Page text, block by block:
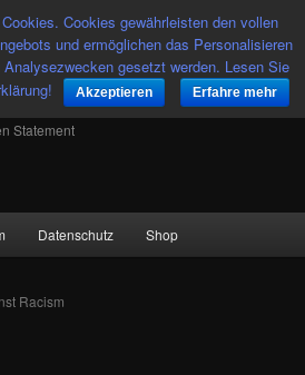
Statement
Datenschutz Shop
Racism
Cookies gewährleisten den vollen
und ermöglichen das Personalisieren
gesetzt werden. Lesen Sie
Akzeptieren Erfahre mehr